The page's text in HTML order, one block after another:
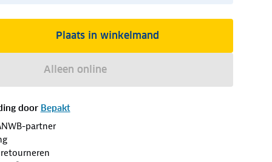
Plaats in winkelmand
Alleen online
door Bepakt
partner